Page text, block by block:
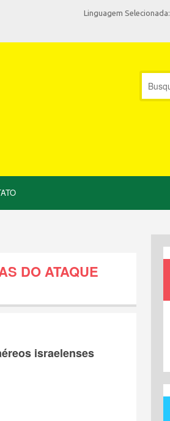
Linguagem Selecionada:
DO ATAQUE
israelenses